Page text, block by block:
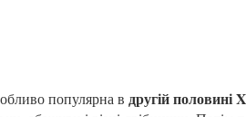
популярна в другій половині